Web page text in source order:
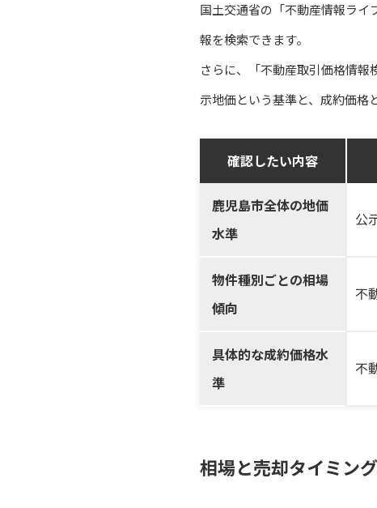
国土交通省の「不動産情報ラ
報を検索できます。
さらに、「不動産取引価格情
示地価という基準と、成約価格
確認したい内容
鹿児島市全体の地価
水準
公
物件種別ごとの相場
傾向
不
具体的な成約価格水
準
不
相場と売却タイミン